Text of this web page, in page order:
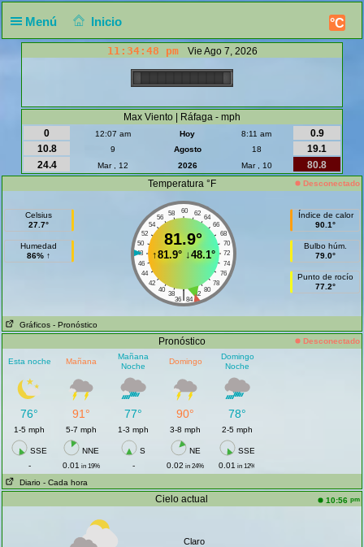
Menú Inicio °C
11:34:48 pm Vie Ago 7, 2026
Max Viento | Ráfaga - mph
0
12:07 am Hoy 8:11 am
0.9
10.8
9 Agosto 18
19.1
24.4
Mar , 12 2026 Mar , 10
80.8
Temperatura °F
Desconectado
Celsius
27.7°
Humedad
86% ↑
60
58 62
56
64
54
66
52
68
50
70
48
72
46
74
44
76
42
78
40
80
38 82
|
36 84
81.9°
↑81.9°↓48.1°
Índice de calor
90.1°
Bulbo húm.
79.0°
Punto de rocío
77.2°
Gráficos - Pronóstico
Pronóstico Desconectado
Esta noche Mañana
Mañana
Noche
Domingo
Domingo
Noche
76° 91° 77° 90° 78°
1-5 mph 5-7 mph 1-3 mph 3-8 mph 2-5 mph
SSE NNE S NE
SSE
-
0.01 in 19% - 0.02 in 24% 0.01 in 12%
Diario - Cada hora
Cielo actual 10:56 pm
Claro